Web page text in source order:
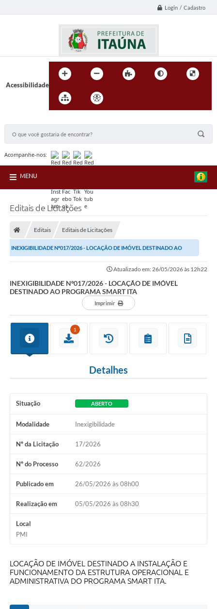
Login / Cadastro
Acessibilidade
Acompanhe-nos:
MENU
Editais de Licitações
Editais Editais de Licitações
INEXIGIBILIDADE Nº017/2026 - LOCAÇÃO DE IMÓVEL DESTINADO AO
Atualizado em: 26/05/2026 às 12h22
INEXIGIBILIDADE Nº017/2026 - LOCAÇÃO DE IMÓVEL
DESTINADO AO PROGRAMA SMART ITA
Imprimir
1
Detalhes
Situação ABERTO
Modalidade Inexigibilidade
Nº da Licitação 17/2026
Nº do Processo 62/2026
Publicado em 26/05/2026 às 08h00
Realização em 05/05/2026 às 08h30
Local
PMI
LOCAÇÃO DE IMÓVEL DESTINADO A INSTALAÇÃO E
FUNCIONAMENTO DA ESTRUTURA OPERACIONAL E
ADMINISTRATIVA DO PROGRAMA SMART ITA.